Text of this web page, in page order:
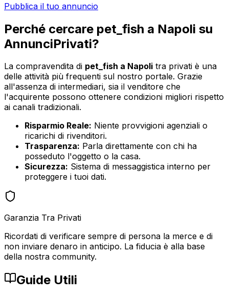
Pubblica il tuo annuncio
Perché cercare pet_fish a Napoli su
AnnunciPrivati?
La compravendita di pet_fish a Napoli tra privati è una
delle attività più frequenti sul nostro portale. Grazie
all'assenza di intermediari, sia il venditore che
l'acquirente possono ottenere condizioni migliori rispetto
ai canali tradizionali.
Risparmio Reale: Niente provvigioni agenziali o
ricarichi di rivenditori.
Trasparenza: Parla direttamente con chi ha
posseduto l'oggetto o la casa.
Sicurezza: Sistema di messaggistica interno per
proteggere i tuoi dati.
Garanzia Tra Privati
Ricordati di verificare sempre di persona la merce e di
non inviare denaro in anticipo. La fiducia è alla base
della nostra community.
Guide Utili